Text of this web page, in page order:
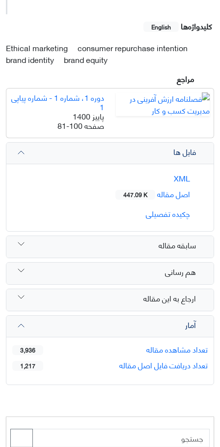
کلیدواژه‌ها English
Ethical marketing
consumer repurchase intention
brand identity
brand equity
مراجع
دوره 1، شماره 1 - شماره پیاپی
1
پاییز 1400
صفحه81-100
فایل ها
اصل مقاله
447.09 K
چکیده تفصیلی
سابقه مقاله
هم رسانی
ارجاع به این مقاله
آمار
تعداد مشاهده مقاله
3,936
تعداد دریافت فایل اصل مقاله 1,217